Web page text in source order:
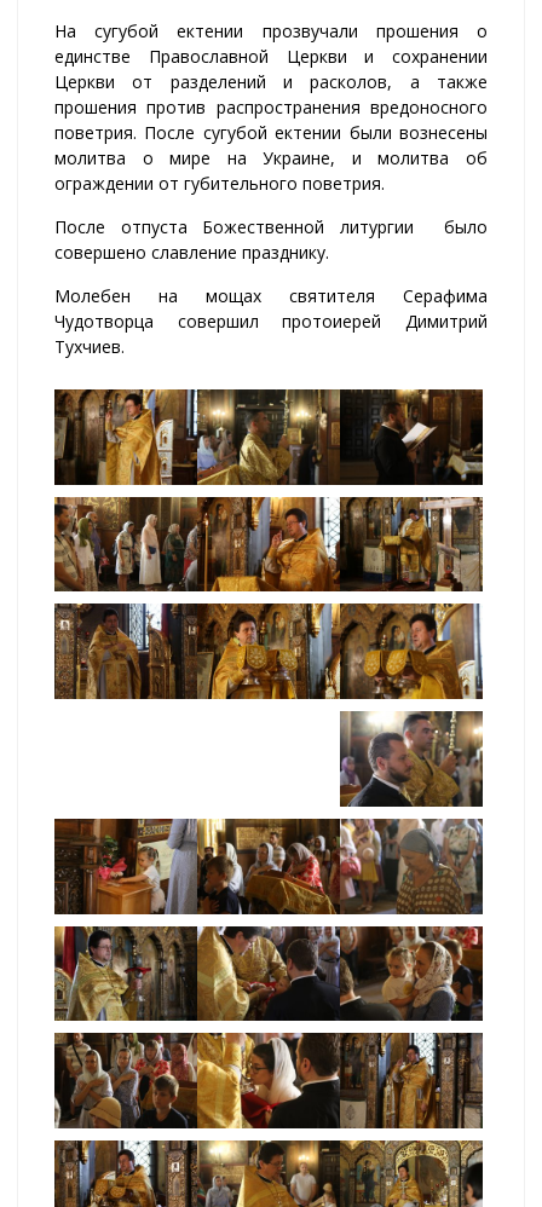
На сугубой ектении прозвучали прошения о
единстве Православной Церкви и сохранении
Церкви от разделений и расколов, а также
прошения против распространения вредоносного
поветрия. После сугубой ектении были вознесены
молитва о мире на Украине, и молитва об
ограждении от губительного поветрия.
После отпуста Божественной литургии было
совершено славление празднику.
Молебен на мощах святителя Серафима
Чудотворца совершил протоиерей Димитрий
Тухчиев.